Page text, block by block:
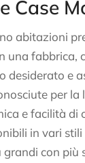
Case
abitazioni
una fabbrica,
desiderato e
per la
e facilità di
in vari
con più